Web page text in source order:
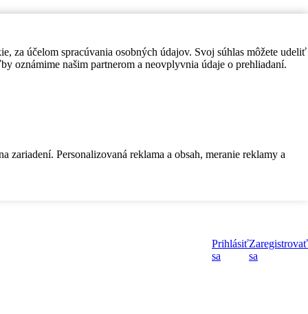
za účelom spracúvania osobných údajov. Svoj súhlas môžete udeliť
oznámime našim partnerom a neovplyvnia údaje o prehliadaní.
Personalizovaná reklama a obsah, meranie reklamy a
Prihlásiť
sa
Zaregistrovať
sa